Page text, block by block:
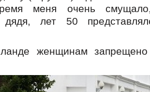
меня очень
дядя, лет 50
женщинам запрещено